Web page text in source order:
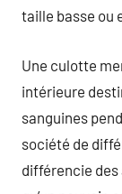
taille basse ou
Une culotte
intérieure
sanguines
société de
différencie des